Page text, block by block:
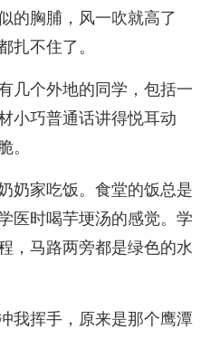
的胸脯，风一吹就高了
扎不住了。
几个外地的同学，包括一
小巧普通话讲得悦耳动
。
奶家吃饭。食堂的饭总是
医时喝芋埂汤的感觉。学
，马路两旁都是绿色的水
我挥手，原来是那个鹰潭